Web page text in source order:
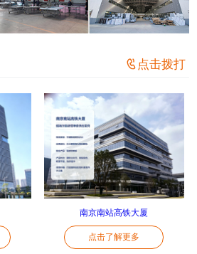
 点击拨打
南京南站高铁大厦
点击了解更多